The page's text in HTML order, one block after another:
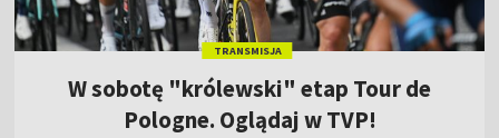
TRANSMISJA
W sobotę "królewski" etap Tour de
Pologne. Oglądaj w TVP!